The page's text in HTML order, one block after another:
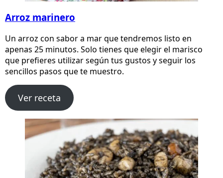
Arroz marinero
Un arroz con sabor a mar que tendremos listo en
apenas 25 minutos. Solo tienes que elegir el marisco
que prefieres utilizar según tus gustos y seguir los
sencillos pasos que te muestro.
Ver receta